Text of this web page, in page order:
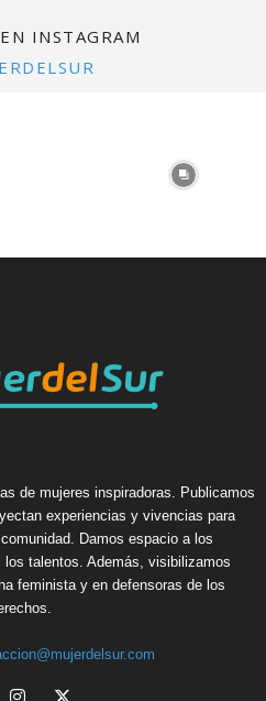
INSTAGRAM
de mujeres inspiradoras. Publicamos
experiencias y vivencias para
Damos espacio a los
talentos. Además, visibilizamos
feminista y en defensoras de los